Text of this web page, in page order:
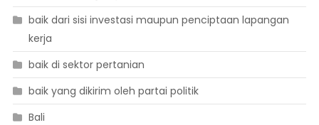
baik dari sisi investasi maupun penciptaan lapangan
kerja
baik di sektor pertanian
baik yang dikirim oleh partai politik
Bali